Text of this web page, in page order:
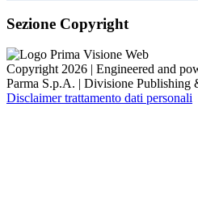
Sezione Copyright
Copyright 2026 | Engineered and
Parma S.p.A. | Divisione Publishing
Disclaimer trattamento dati personali